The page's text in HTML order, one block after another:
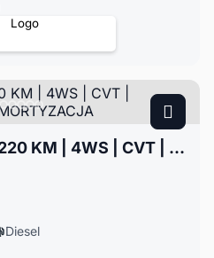
JCB Fastrac 4220 | 220 KM | 4WS | CVT | KOMUNALNY | PEŁNA AMORTYZACJA
Diesel